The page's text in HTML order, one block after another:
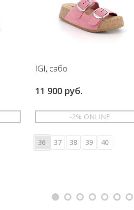
IGI, сабо
11 900 руб.
-2% ONLINE
36 37 38 39 40